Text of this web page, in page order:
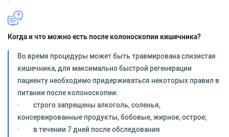
Когда и что можно есть после колоноскопии кишечника?
Во время процедуры может быть травмирована слизистая
кишечника, для максимально быстрой регенерации
пациенту необходимо придерживаться некоторых правил в
питании после колоноскопии:
· строго запрещены алкоголь, соленья,
консервированные продукты, бобовые, жирное, острое;
· в течении 7 дней после обследования